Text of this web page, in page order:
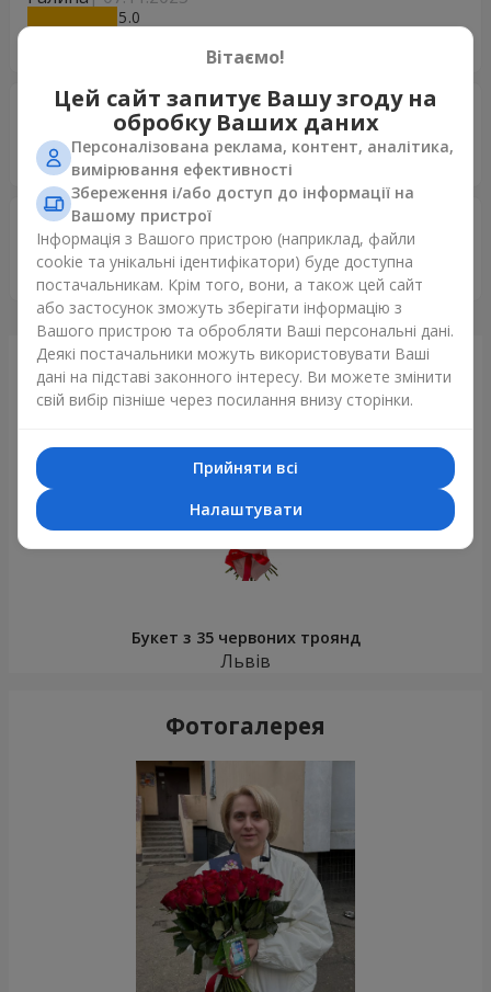
5
Данило 29.08.2025
5
Все супер! Дякую!
Ельвіра 24.08.2025
5
Супер!!!! Большое спасибо !!!
Щойно доставили
Букет з 35 червоних троянд
Львів
Фотогалерея
Вітаємо!
Цей сайт запитує Вашу згоду на
обробку Ваших даних
Персоналізована реклама, контент, аналітика,
вимірювання ефективності
Збереження і/або доступ до інформації на
Вашому пристрої
Інформація з Вашого пристрою (наприклад, файли
cookie та унікальні ідентифікатори) буде доступна
постачальникам. Крім того, вони, а також цей сайт
або застосунок зможуть зберігати інформацію з
Вашого пристрою та обробляти Ваші персональні дані.
Деякі постачальники можуть використовувати Ваші
дані на підставі законного інтересу. Ви можете змінити
свій вибір пізніше через посилання внизу сторінки.
Прийняти всі
Налаштувати